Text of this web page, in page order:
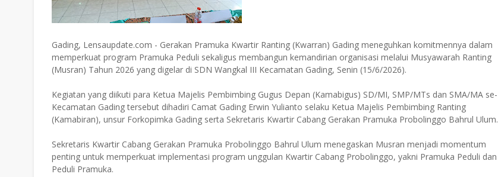
Gading, Lensaupdate.com - Gerakan Pramuka Kwartir Ranting (Kwarran) Gading meneguhkan komitmennya dalam
memperkuat program Pramuka Peduli sekaligus membangun kemandirian organisasi melalui Musyawarah Ranting
(Musran) Tahun 2026 yang digelar di SDN Wangkal III Kecamatan Gading, Senin (15/6/2026).
Kegiatan yang diikuti para Ketua Majelis Pembimbing Gugus Depan (Kamabigus) SD/MI, SMP/MTs dan SMA/MA se-
Kecamatan Gading tersebut dihadiri Camat Gading Erwin Yulianto selaku Ketua Majelis Pembimbing Ranting
(Kamabiran), unsur Forkopimka Gading serta Sekretaris Kwartir Cabang Gerakan Pramuka Probolinggo Bahrul Ulum.
Sekretaris Kwartir Cabang Gerakan Pramuka Probolinggo Bahrul Ulum menegaskan Musran menjadi momentum
penting untuk memperkuat implementasi program unggulan Kwartir Cabang Probolinggo, yakni Pramuka Peduli dan
Peduli Pramuka.